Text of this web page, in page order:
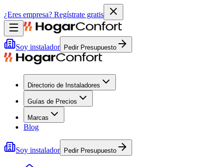
¿Eres empresa? Regístrate gratis
Soy instalador Pedir Presupuesto
Directorio de Instaladores
Guías de Precios
Marcas
Blog
Soy instalador Pedir Presupuesto